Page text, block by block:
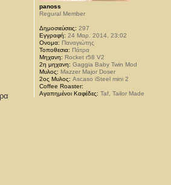
panoss
Regural Member
Δημοσιεύσεις: 297
Εγγραφή: 24 Μαρ. 2014, 23:02
Ονομα: Παναγιώτης
Τοποθεσια: Πάτρα
Μηχανη: Rocket r58 V2
2η μηχανη: Gaggia Baby Twin Mod
Μυλος: Mazzer Major Doser
2ος Μυλος: Ascaso iSteel mini 2
Coffee Roaster:
Αγαπημένοι Καφέδες: Taf, Tailor Made